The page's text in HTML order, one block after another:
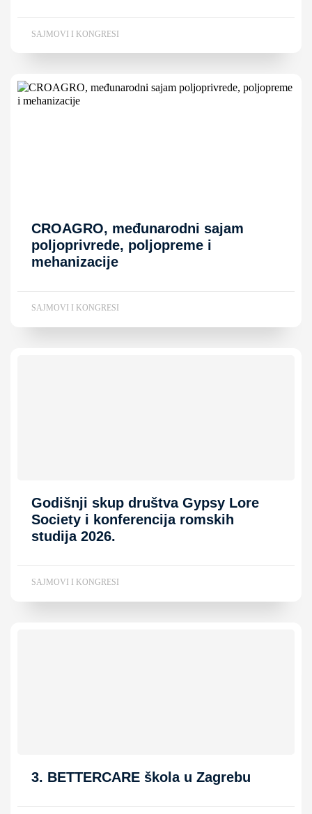
SAJMOVI I KONGRESI
CROAGRO, međunarodni sajam
poljoprivrede, poljopreme i
mehanizacije
SAJMOVI I KONGRESI
Godišnji skup društva Gypsy Lore
Society i konferencija romskih
studija 2026.
SAJMOVI I KONGRESI
3. BETTERCARE škola u Zagrebu